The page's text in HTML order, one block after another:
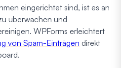
eingerichtet sind, ist es an
überwachen und
WPForms erleichtert
von Spam-Einträgen direkt